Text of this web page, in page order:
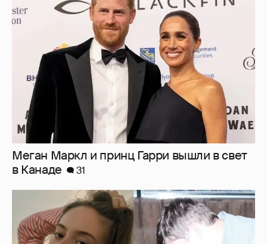
Меган Маркл и принц Гарри вышли в свет
в Канаде
Внучка Никиты Михалкова Наталья с
мужем и сыном отдыхает на яхте